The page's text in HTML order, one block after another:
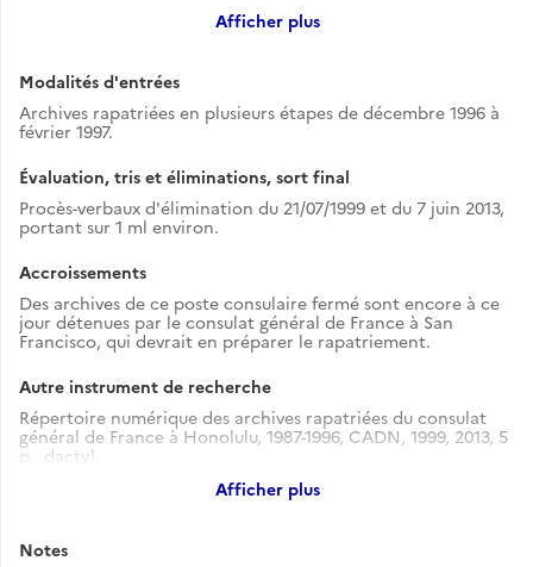
ministère des Affaires étrangères, le consulat général à
mandat américain, et une ambassade auprès des Etats
fédérés de Micronésie, de la République des Iles Marshall et
de la République de Palau. Cette circonscription immense fut
partagée en 1996 entre notre consulat général à San
américaines, le Commonwealth des Marianes du Nord) et
nos ambassades à Suva (Iles Marshall et Etats fédérés de
Micronésie) et à Manille (République de Palau).
Afficher plus
Modalités d'entrées
Archives rapatriées en plusieurs étapes de décembre 1996 à
février 1997.
Évaluation, tris et éliminations, sort final
Procès-verbaux d'élimination du 21/07/1999 et du 7 juin 2013,
portant sur 1 ml environ.
Accroissements
Des archives de ce poste consulaire fermé sont encore à ce
jour détenues par le consulat général de France à San
Francisco, qui devrait en préparer le rapatriement.
Autre instrument de recherche
Répertoire numérique des archives rapatriées du consulat
général de France à Honolulu, 1987-1996, CADN, 1999, 2013, 5
p., dactyl.
Afficher plus
Notes